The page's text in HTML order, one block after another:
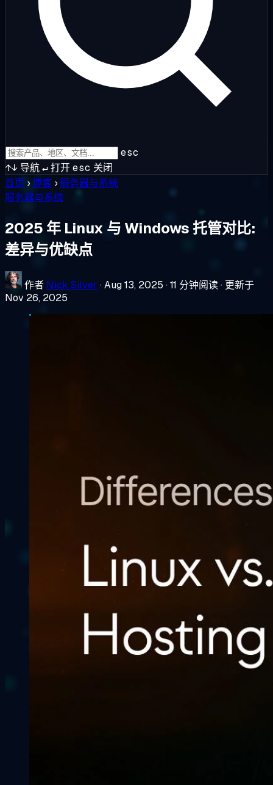
esc
↑↓ 导航↵打开esc 关闭
首页 ›博客 › 服务器与系统
服务器与系统
2025 年 Linux 与 Windows 托管对比:
差异与优缺点
作者 Nick Silver ·Aug 13, 2025 ·11 分钟阅读· 更新于
Nov 26, 2025